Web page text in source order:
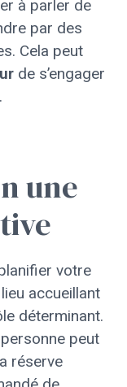
à parler de
par des
Cela peut
de s’engager
une
votre
accueillant
déterminant.
peut
réserve